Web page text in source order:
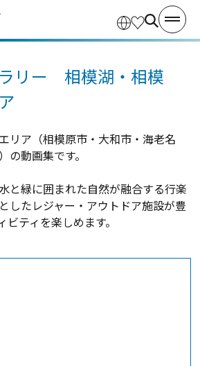
リー 相模湖・相模
リア（相模原市・大和市・海老名
の動画集です。
と緑に囲まれた自然が融合する行楽
したレジャー・アウトドア施設が豊
ティを楽しめます。